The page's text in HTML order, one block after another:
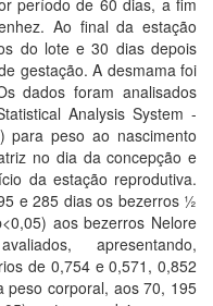
período de 60 dias, a fim
Ao final da estação
do lote e 30 dias depois
gestação. A desmama foi
dados foram analisados
Analysis System -
para peso ao nascimento
no dia da concepção e
da estação reprodutiva.
e 285 dias os bezerros ½
aos bezerros Nelore
apresentando,
de 0,754 e 0,571, 0,852
peso corporal, aos 70, 195